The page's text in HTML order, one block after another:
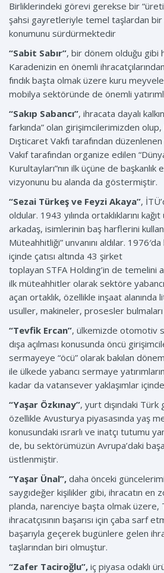
Birliklerindeki görevi gerekse bir
şahsi gayretleriyle temel taşlardan
konumunu sürdürmektedir
“Sabit Sabır”, bir dönem olduğu gibi
Karadenizin en önemli
fındık başta olmak üzere kuru
mobilya sektöründe de önemli
“Sakıp Sabancı”, ihracata dayalı
farkında” olan girişimcilerimizden olup,
Dışticaret Vakfı tarafından
Vakıf tarafından organize edilen
Kurultayları”nın ilk üçüne de başkanlık
vizyonunu bu alanda da göstermiştir.
“Sezai Türkeş ve Feyzi Akaya”,
oldular. 1943 yılında ortaklıklarını
arkadaş, isimlerinin baş harflerini
Müteahhitliği” unvanını aldılar.
içinde çatısı altında 43 şirket
toplayan STFA Holding’in de temelini
ilk müteahhitler olarak sektöre yabancı
açan ortaklık, özellikle inşaat
usuller, makineler, prosesler
“Tevfik Ercan”, ülkemizde otomotiv
dışa açılması konusunda öncü
sermayeye “öcü” olarak bakılan
ile ülkede yabancı sermaye
kadar da vatansever yaklaşımlar
“Yaşar Özkınay”, yurt dışındaki Türk
özellikle Avusturya piyasasında yaş
konusundaki ısrarlı ve inatçı tutumu
de, bu sektörümüzün Avrupa’daki
üstlenmiştir.
“Yaşar Ünal”, daha önceki
saygıdeğer kişilikler gibi, ihracatın en
planda, narenciye başta olmak üzere,
ihracatçısının başarısı için çaba sarf
başarıyla geçerek bugünlere gelen
taşlarından biri olmuştur.
“Zafer Taciroğlu”, iç piyasa odaklı